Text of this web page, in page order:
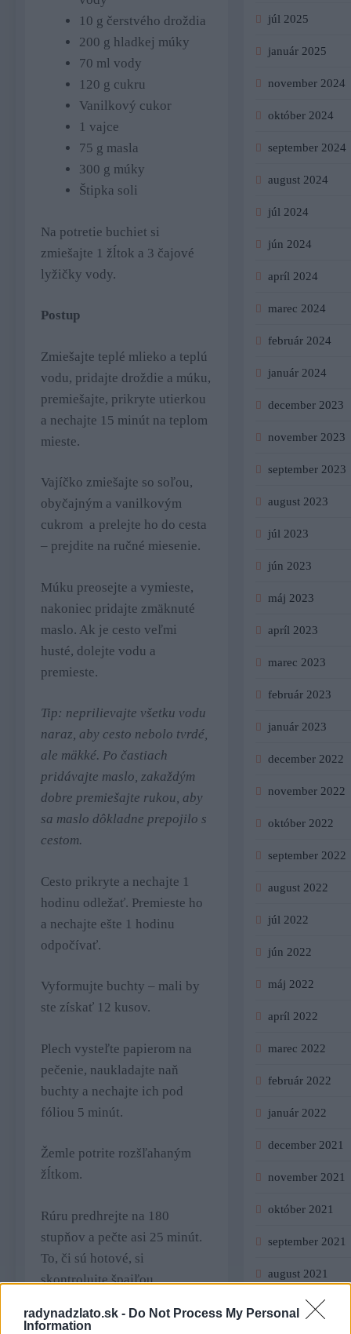
radynadzlato.sk - Do Not Process My Personal
Information
10 g čerstvého droždia
200 g hladkej múky
70 ml vody
120 g cukru
Vanilkový cukor
1 vajce
75 g masla
300 g múky
Štipka soli
Na potretie buchiet si
zmiešajte 1 žĺtok a 3 čajové
lyžičky vody.
Postup
Zmiešajte teplé mlieko a teplú
vodu, pridajte droždie a múku,
premiešajte, prikryte utierkou
a nechajte 15 minút na teplom
mieste.
Vajíčko zmiešajte so soľou,
obyčajným a vanilkovým
cukrom a prelejte ho do cesta
– prejdite na ručné miesenie.
Múku preosejte a vymieste,
nakoniec pridajte zmäknuté
maslo. Ak je cesto veľmi
husté, dolejte vodu a
premieste.
Tip: neprilievajte všetku vodu
naraz, aby cesto nebolo tvrdé,
ale mäkké. Po častiach
pridávajte maslo, zakaždým
dobre premiešajte rukou, aby
sa maslo dôkladne prepojilo s
cestom.
Cesto prikryte a nechajte 1
hodinu odležať. Premieste ho
a nechajte ešte 1 hodinu
odpočívať.
Vyformujte buchty – mali by
ste získať 12 kusov.
Plech vysteľte papierom na
pečenie, naukladajte naň
buchty a nechajte ich pod
fóliou 5 minút.
Žemle potrite rozšľahaným
žĺtkom.
Rúru predhrejte na 180
stupňov a pečte asi 25 minút.
To, či sú hotové, si
skontrolujte špajľou.
júl 2025
január 2025
november 2024
október 2024
september 2024
august 2024
júl 2024
jún 2024
apríl 2024
marec 2024
február 2024
január 2024
december 2023
november 2023
september 2023
august 2023
júl 2023
jún 2023
máj 2023
apríl 2023
marec 2023
február 2023
január 2023
december 2022
november 2022
október 2022
september 2022
august 2022
júl 2022
jún 2022
máj 2022
apríl 2022
marec 2022
február 2022
január 2022
december 2021
november 2021
október 2021
september 2021
august 2021
júl 2021